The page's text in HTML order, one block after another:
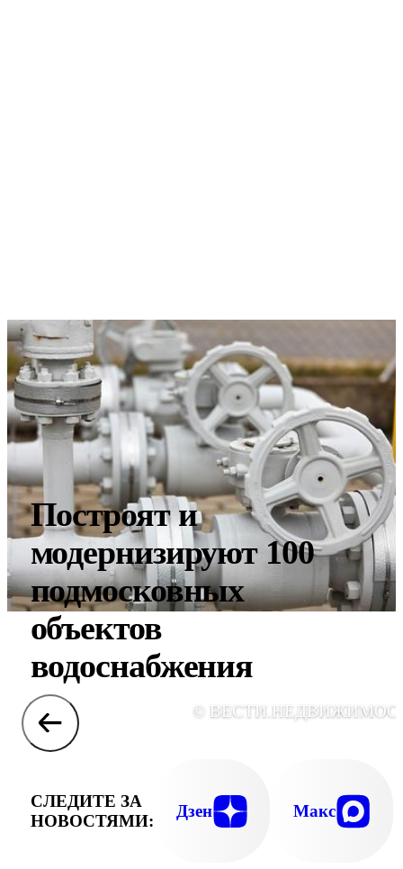
Построят и
модернизируют 100
подмосковных
объектов
водоснабжения
©
СЛЕДИТЕ ЗА
НОВОСТЯМИ:
Дзен Макс